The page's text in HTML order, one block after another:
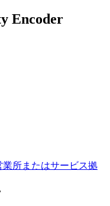
Encoder
所またはサービス拠